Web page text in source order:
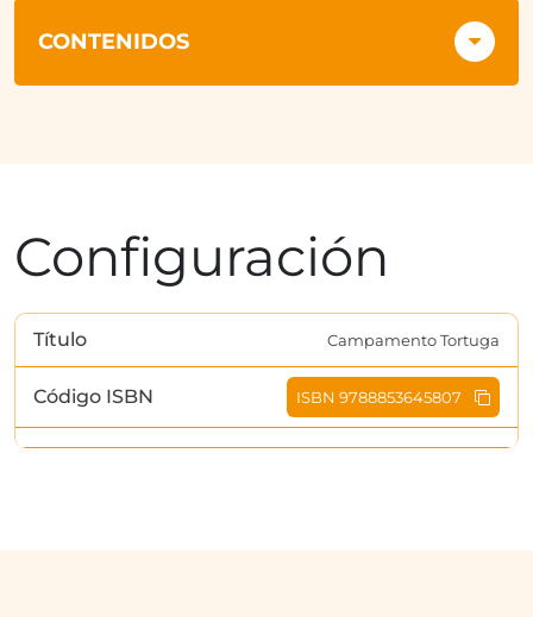
CONTENIDOS
Configuración
Título Campamento Tortuga
Código ISBN ISBN 9788853645807